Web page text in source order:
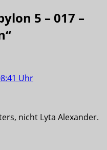
5 – 017 –
“
Uhr
nicht Lyta Alexander.